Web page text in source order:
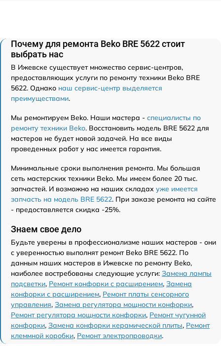
Почему для ремонта Beko BRE 5622 стоит
выбрать нас
В Ижевске существует множество сервис-центров,
предоставляющих услуги по ремонту техники Beko BRE
5622. Однако наш сервис-центр выделяется
преимуществами.
Мы ремонтируем Beko. Наши мастера - специалисты по
ремонту техники Beko. Восстановить модель BRE 5622 для
мастеров не будет новой задачей. На все виды
проведенных работ у нас имеется гарантия.
Минимальные сроки выполнения ремонта. Мы большая
сеть мастерских техники Beko. Мы имеем более 20 тыс.
запчастей. И возможно на наших складах уже имеется
запчасть на модель BRE 5622. При заказе ремонта на сайте
- предоставляется скидка -25%.
Знаем свое дело
Будьте уверены в профессионализме наших мастеров - они
с уверенностью выполнят ремонт Beko BRE 5622. По
данным наших мастеров в Ижевске по ремонту Beko,
наиболее востребованы следующие услуги: Замена лампы
подсветки, Ремонт конфорки с расширением, Замена
конфорки с расширением, Ремонт платы сенсорного
управления, Замена регулятора мощности конфорки,
Ремонт регулятора мощности конфорки, Ремонт чугунной
конфорки, Замена конфорки керамической плиты, Ремонт
клеммной коробки, Ремонт электропроводки.